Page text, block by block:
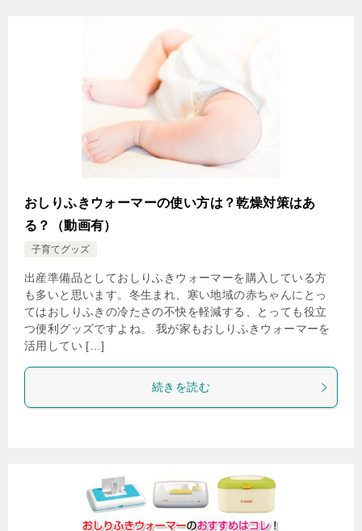
おしりふきウォーマーの使い方は？乾燥対策はあ
る？（動画有）
子育てグッズ
出産準備品としておしりふきウォーマーを購入している方
も多いと思います。冬生まれ、寒い地域の赤ちゃんにとっ
てはおしりふきの冷たさの不快を軽減する、とっても役立
つ便利グッズですよね。 我が家もおしりふきウォーマーを
活用してい […]
続きを読む